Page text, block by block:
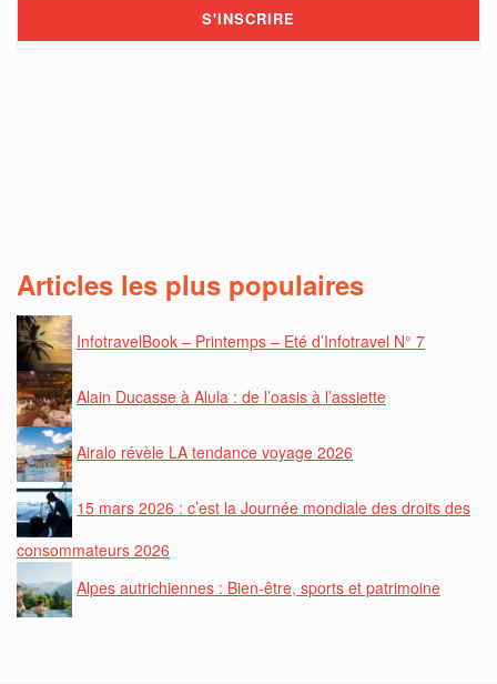
Articles les plus populaires
InfotravelBook – Printemps – Eté d’Infotravel N° 7
Alain Ducasse à Alula : de l’oasis à l’assiette
Airalo révèle LA tendance voyage 2026
15 mars 2026 : c’est la Journée mondiale des droits des
consommateurs 2026
Alpes autrichiennes : Bien-être, sports et patrimoine